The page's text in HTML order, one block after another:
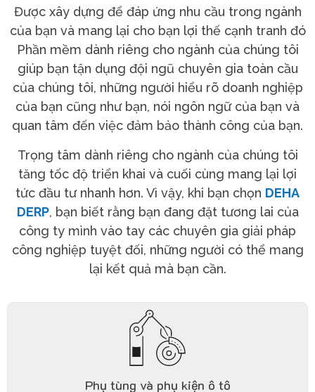
Được xây dựng để đáp ứng nhu cầu trong ngành
của bạn và mang lại cho bạn lợi thế cạnh tranh đó
Phần mềm dành riêng cho ngành của chúng tôi
giúp bạn tận dụng đội ngũ chuyên gia toàn cầu
của chúng tôi, những người hiểu rõ doanh nghiệp
của bạn cũng như bạn, nói ngôn ngữ của bạn và
quan tâm đến việc đảm bảo thành công của bạn.
Trọng tâm dành riêng cho ngành của chúng tôi
tăng tốc độ triển khai và cuối cùng mang lại lợi
tức đầu tư nhanh hơn. Vì vậy, khi bạn chọn DEHA
DERP, bạn biết rằng bạn đang đặt tương lai của
công ty mình vào tay các chuyên gia giải pháp
công nghiệp tuyệt đối, những người có thể mang
lại kết quả mà bạn cần.
Phụ tùng và phụ kiện ô tô